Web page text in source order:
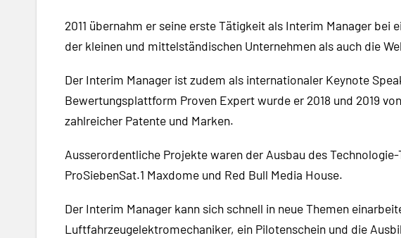
2011 übernahm er seine erste Tätigkeit als Interim Manager
der kleinen und mittelständischen Unternehmen als auch die
Der Interim Manager ist zudem als internationaler Keynote
Bewertungsplattform Proven Expert wurde er 2018 und 2019
zahlreicher Patente und Marken.
Ausserordentliche Projekte waren der Ausbau des
ProSiebenSat.1 Maxdome und Red Bull Media House.
Der Interim Manager kann sich schnell in neue Themen
Luftfahrzeugelektromechaniker, ein Pilotenschein und die